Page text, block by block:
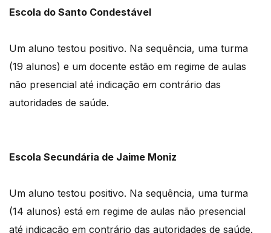
Escola do Santo Condestável
Um aluno testou positivo. Na sequência, uma turma
(19 alunos) e um docente estão em regime de aulas
não presencial até indicação em contrário das
autoridades de saúde.
Escola Secundária de Jaime Moniz
Um aluno testou positivo. Na sequência, uma turma
(14 alunos) está em regime de aulas não presencial
até indicação em contrário das autoridades de saúde.